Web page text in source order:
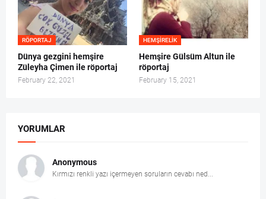
RÖPORTAJ
Dünya gezgini hemşire
Züleyha Çimen ile röportaj
February 22, 2021
HEMŞIRELIK
Hemşire Gülsüm Altun ile
röportaj
February 15, 2021
YORUMLAR
Anonymous
Kırmızı renkli yazı içermeyen soruların cevabı ned...